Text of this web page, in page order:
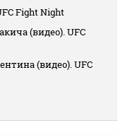
Fight Night
(видео). UFC
(видео). UFC